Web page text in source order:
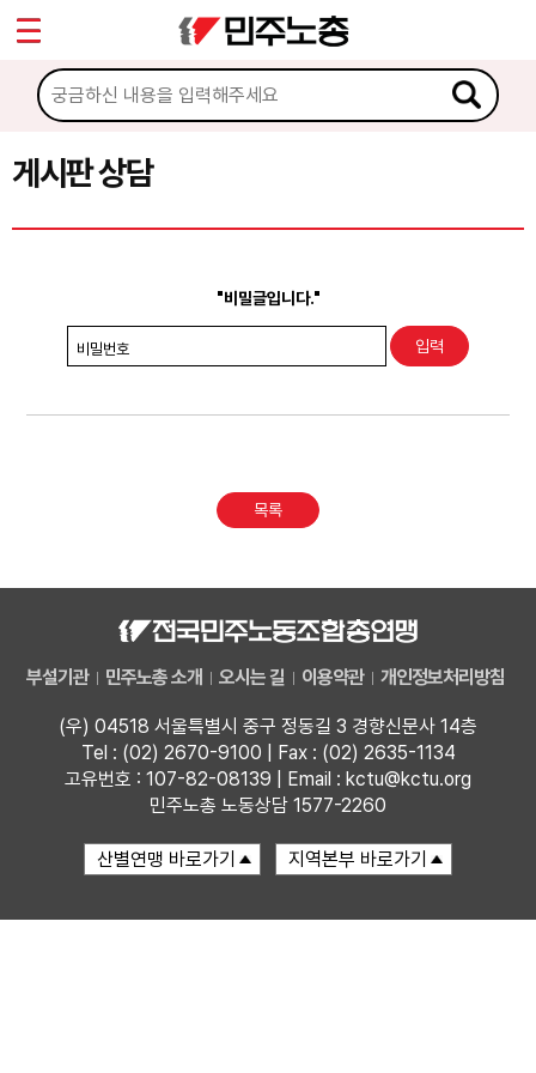
게시판 상담
"비밀글입니다."
비밀번호
목록
부설기관 민주노총 소개 오시는 길 이용약관 개인정보처리방침
(우) 04518 서울특별시 중구 정동길 3 경향신문사 14층
Tel : (02) 2670-9100 | Fax : (02) 2635-1134
고유번호 : 107-82-08139 | Email : kctu@kctu.org
민주노총 노동상담 1577-2260
마이페이지
소개
소식
노동상담
권리찾기수첩 검색
찾아보기
Sketchbook5, 스케치북5
Sketchbook5, 스케치북5